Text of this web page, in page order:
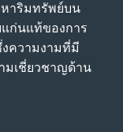
าริมทรัพย์บน
ก่นแท้ของการ
ความงามที่มี
มเชี่ยวชาญด้าน